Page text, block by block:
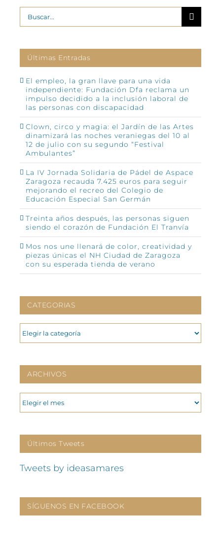
Buscar:
Últimas Entradas
El empleo, la gran llave para una vida
independiente: Fundación Dfa reclama un
impulso decidido a la inclusión laboral de
las personas con discapacidad
Clown, circo y magia: el Jardín de las Artes
dinamizará las noches veraniegas del 10 al
12 de julio con su segundo “Festival
Ambulantes”
La IV Jornada Solidaria de Pádel de Aspace
Zaragoza recauda 7.425 euros para seguir
mejorando el recreo del Colegio de
Educación Especial San Germán
Treinta años después, las personas siguen
siendo el corazón de Fundación El Tranvía
Mos nos une llenará de color, creatividad y
piezas únicas el NH Ciudad de Zaragoza
con su esperada tienda de verano
CATEGORIAS
CATEGORIAS
ARCHIVOS
ARCHIVOS
Últimos Tweets
Tweets by ideasamares
SÍGUENOS EN FACEBOOK